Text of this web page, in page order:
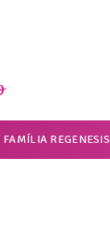
FAMÍLIA REGENESIS